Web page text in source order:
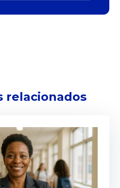
relacionados